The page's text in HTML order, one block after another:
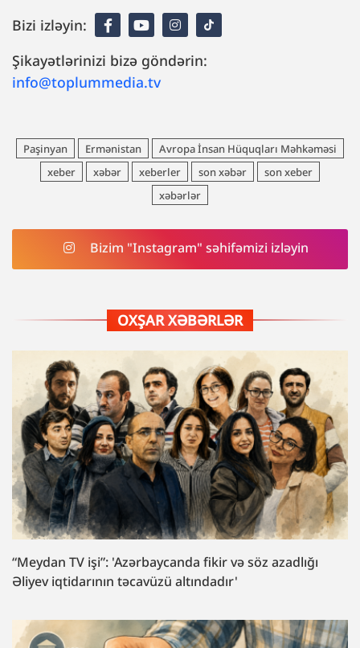
Bizi izləyin:
Şikayətlərinizi bizə göndərin:
info@toplummedia.tv
Paşinyan Ermənistan
Avropa İnsan Hüquqları Məhkəməsi
xeber
xəbər xeberler son xəbər
son xeber
xəbərlər
Bizim "Instagram" səhifəmizi izləyin
OXŞAR XƏBƏRLƏR
“Meydan TV işi”: 'Azərbaycanda fikir və söz azadlığı
Əliyev iqtidarının təcavüzü altındadır'